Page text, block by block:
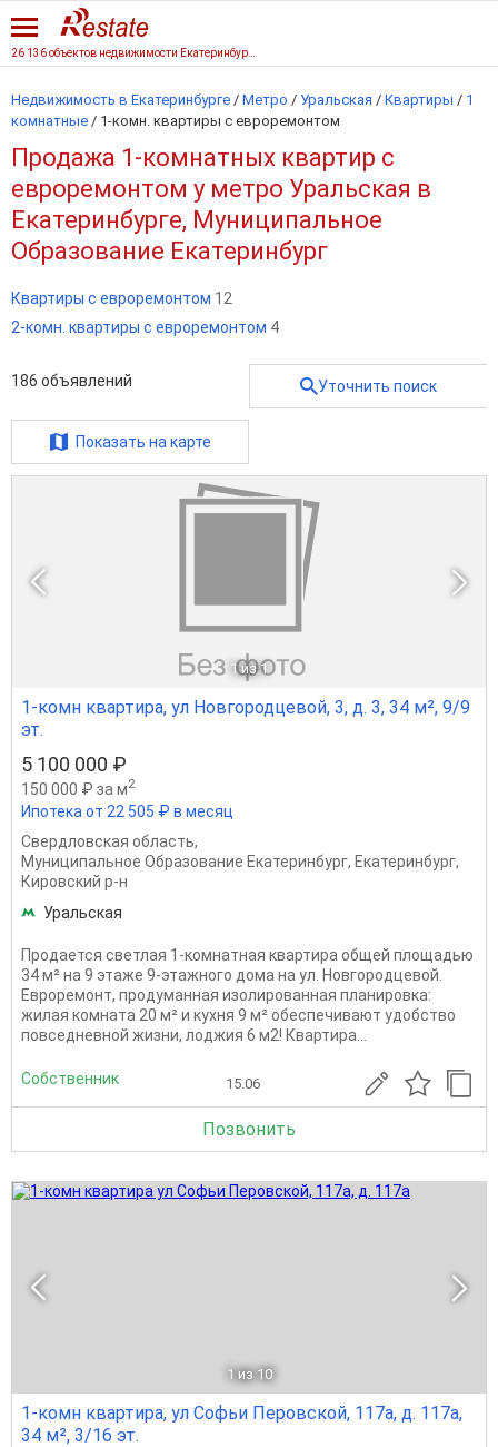
Недвижимость в Екатеринбурге / Метро / Уральская / Квартиры / 1
комнатные / 1-комн. квартиры с евроремонтом
Продажа 1-комнатных квартир с
евроремонтом у метро Уральская в
Екатеринбурге, Муниципальное
Образование Екатеринбург
Квартиры с евроремонтом 12
2-комн. квартиры с евроремонтом 4
186 объявлений Уточнить поиск
Показать на карте
1 из 1
1-комн квартира, ул Новгородцевой, 3, д. 3, 34 м², 9/9
эт.
5 100 000 ₽
150 000 ₽ за м2
Ипотека от 22 505 ₽ в месяц
Свердловская область,
Муниципальное Образование Екатеринбург, Екатеринбург,
Кировский р-н
Уральская
Продается светлая 1-комнатная квартира общей площадью
34 м² на 9 этаже 9-этажного дома на ул. Новгородцевой.
Евроремонт, продуманная изолированная планировка:
жилая комната 20 м² и кухня 9 м² обеспечивают удобство
повседневной жизни, лоджия 6 м2! Квартира...
Собственник 15.06
Позвонить
1 из 10
1-комн квартира, ул Софьи Перовской, 117а, д. 117а,
34 м², 3/16 эт.